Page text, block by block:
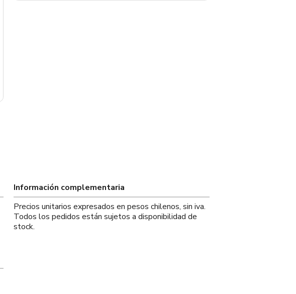
Información complementaria
Precios unitarios expresados en pesos chilenos, sin iva.
Todos los pedidos están sujetos a disponibilidad de
stock.